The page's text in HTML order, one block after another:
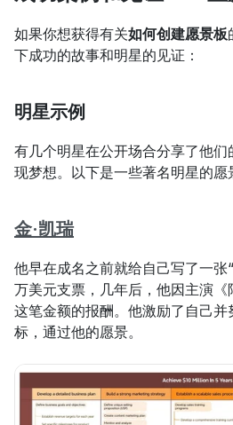
如果你想获得有关如何创建愿景板
下成功的故事和明星的见证：
明星示例
有几个明星在公开场合分享了他
现梦想。以下是一些著名明星的愿
金·凯瑞
他早在成名之前就给自己写了一张
万美元支票，几年后，他因主演
这笔金额的报酬。他激励了自己并
标，通过他的愿景。